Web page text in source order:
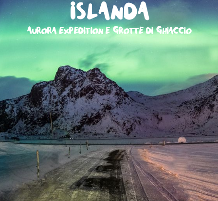
Islanda
Aurora Expedition e Grotte di Ghiaccio